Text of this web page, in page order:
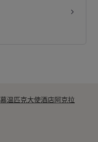
慕温匹克大使酒店阿克拉